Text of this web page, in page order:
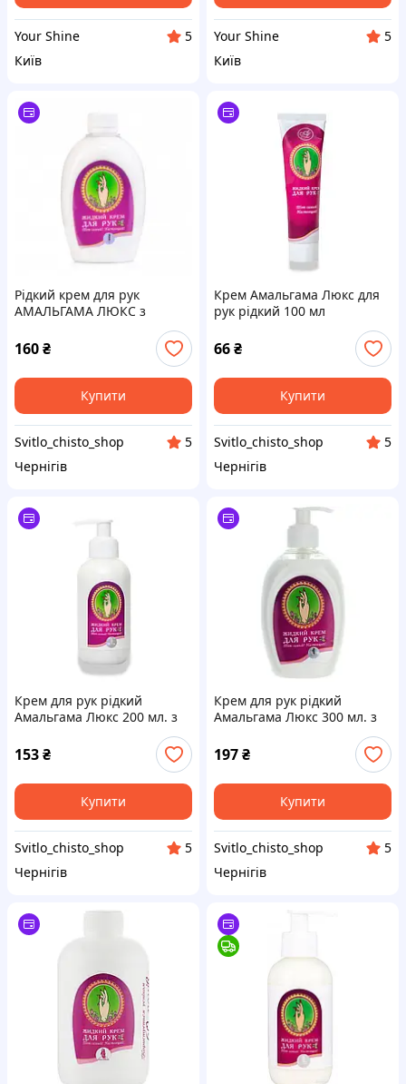
Your Shine
5
Київ
Your Shine
5
Київ
Рідкий крем для рук
АМАЛЬГАМА ЛЮКС з
160₴
Купити
Svitlo_chisto_shop
5
Чернігів
Крем Амальгама Люкс для
рук рідкий 100 мл
66₴
Купити
Svitlo_chisto_shop
5
Чернігів
Крем для рук рідкий
Амальгама Люкс 200 мл. з
дозатором (4823052200244)
153₴
Купити
Svitlo_chisto_shop
5
Чернігів
Крем для рук рідкий
Амальгама Люкс 300 мл. з
дозатором (4823052200350)
197₴
Купити
Svitlo_chisto_shop
5
Чернігів